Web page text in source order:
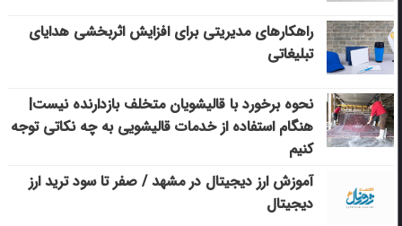
راهکارهای مدیریتی برای افزایش اثربخشی هدایای
تبلیغاتی
نحوه برخورد با قالیشویان متخلف بازدارنده نیست|
هنگام استفاده از خدمات قالیشویی به چه نکاتی توجه
کنیم
آموزش ارز دیجیتال در مشهد / صفر تا سود ترید ارز
دیجیتال